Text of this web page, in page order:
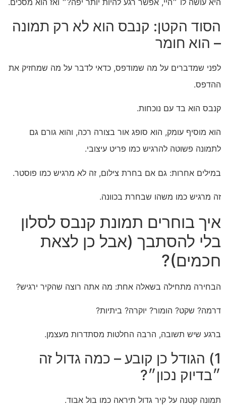
היא עושה לו ״היי, אפשר רגע להיות יותר יפה?״ ואז הוא מסכים.
הסוד הקטן: קנבס הוא לא רק תמונה
– הוא חומר
לפני שמדברים על מה שמודפס, כדאי לדבר על מה שמחזיק את
ההדפס.
קנבס הוא בד עם נוכחות.
הוא מוסיף עומק, הוא סופג אור בצורה רכה, והוא גורם גם
לתמונה פשוטה להרגיש כמו פריט עיצובי.
במילים אחרות: גם אם בחרת צילום, זה לא מרגיש כמו פוסטר.
זה מרגיש כמו משהו שבחרת בכוונה.
איך בוחרים תמונת קנבס לסלון
בלי להסתבך (אבל כן לצאת
חכמים)?
הבחירה מתחילה בשאלה אחת: מה אתה רוצה שהקיר ירגיש?
דרמה? שקט? הומור? יוקרה? ביתיות?
ברגע שיש תשובה, הרבה החלטות מסתדרות מעצמן.
1) הגודל כן קובע – כמה גדול זה
״בדיוק נכון״?
תמונה קטנה על קיר גדול תיראה כמו בול אבוד.